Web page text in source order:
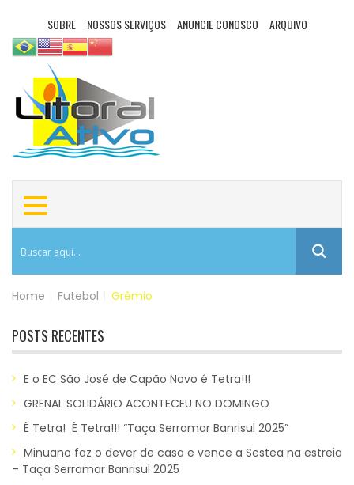
SOBRE NOSSOS SERVIÇOS ANUNCIE CONOSCO ARQUIVO
Home Futebol Grêmio
POSTS RECENTES
E o EC São José de Capão Novo é Tetra!!!
GRENAL SOLIDÁRIO ACONTECEU NO DOMINGO
É Tetra! É Tetra!!! “Taça Serramar Banrisul 2025”
Minuano faz o dever de casa e vence a Sestea na estreia
– Taça Serramar Banrisul 2025